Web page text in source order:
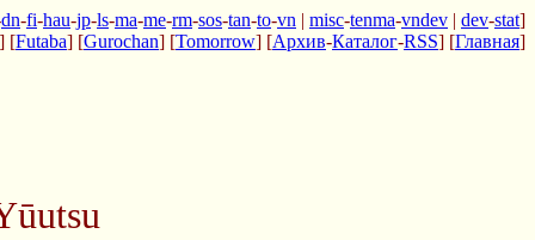
dn-fi-hau-jp-ls-ma-me-rm-sos-tan-to-vn | misc-tenma-vndev | dev-stat]
] [Futaba] [Gurochan] [Tomorrow] [Архив-Каталог-RSS] [Главная]